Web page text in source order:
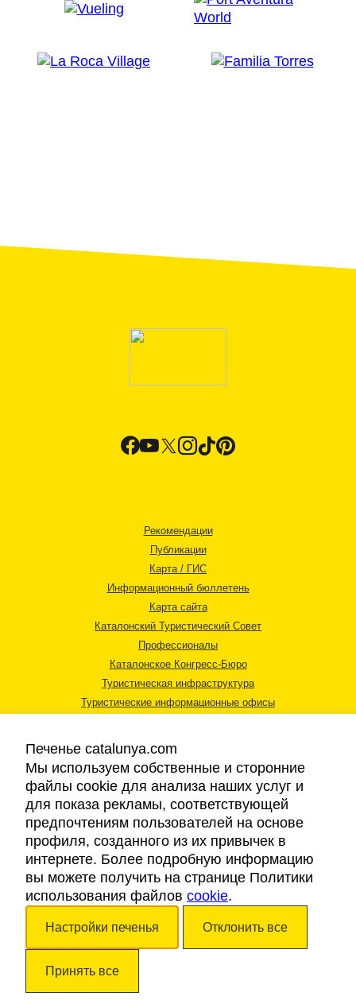
Рекомендации
Публикации
Карта / ГИС
Информационный бюллетень
Карта сайта
Каталонский Туристический Совет
Профессионалы
Каталонское Конгресс-Бюро
Туристическая инфраструктура
Туристические информационные офисы
Правовая информация
Cookies
Доступность
Авторские права © 2026. Каталонский Туристический Совет. Все права
Печенье catalunya.com
Мы используем собственные и сторонние
файлы cookie для анализа наших услуг и
для показа рекламы, соответствующей
предпочтениям пользователей на основе
профиля, созданного из их привычек в
интернете. Более подробную информацию
вы можете получить на странице Политики
использования файлов cookie.
Настройки печенья Отклонить все
Принять все